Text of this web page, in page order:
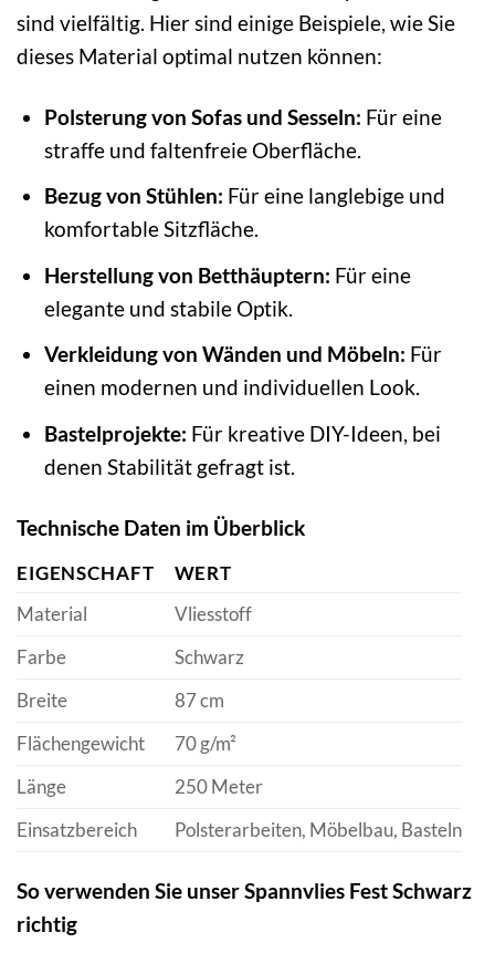
sind vielfältig. Hier sind einige Beispiele, wie Sie
dieses Material optimal nutzen können:
Polsterung von Sofas und Sesseln: Für eine
straffe und faltenfreie Oberfläche.
Bezug von Stühlen: Für eine langlebige und
komfortable Sitzfläche.
Herstellung von Betthäuptern: Für eine
elegante und stabile Optik.
Verkleidung von Wänden und Möbeln: Für
einen modernen und individuellen Look.
Bastelprojekte: Für kreative DIY-Ideen, bei
denen Stabilität gefragt ist.
Technische Daten im Überblick
EIGENSCHAFT
WERT
Material
Vliesstoff
Farbe
Schwarz
Breite
87 cm
Flächengewicht
70 g/m²
Länge
250 Meter
Einsatzbereich
Polsterarbeiten, Möbelbau, Basteln
So verwenden Sie unser Spannvlies Fest Schwarz
richtig